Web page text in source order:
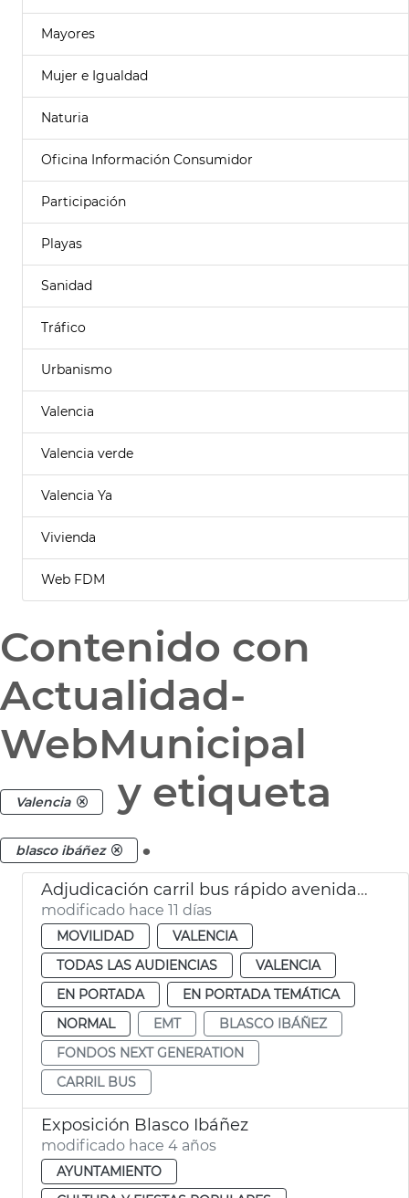
Mayores
Mujer e Igualdad
Naturia
Oficina Información Consumidor
Participación
Playas
Sanidad
Tráfico
Urbanismo
Valencia
Valencia verde
Valencia Ya
Vivienda
Web FDM
Contenido con
Actualidad-
WebMunicipal
Valencia y etiqueta
blasco ibáñez .
Adjudicación carril bus rápido avenida Blasco Ibáñez València
modificado hace 11 días
MOVILIDAD
VALENCIA
TODAS LAS AUDIENCIAS
VALENCIA
EN PORTADA
EN PORTADA TEMÁTICA
NORMAL
EMT
BLASCO IBÁÑEZ
FONDOS NEXT GENERATION
CARRIL BUS
Exposición Blasco Ibáñez
modificado hace 4 años
AYUNTAMIENTO